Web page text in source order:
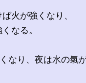
火が強くなり、
なる。
なり、夜は水の氣